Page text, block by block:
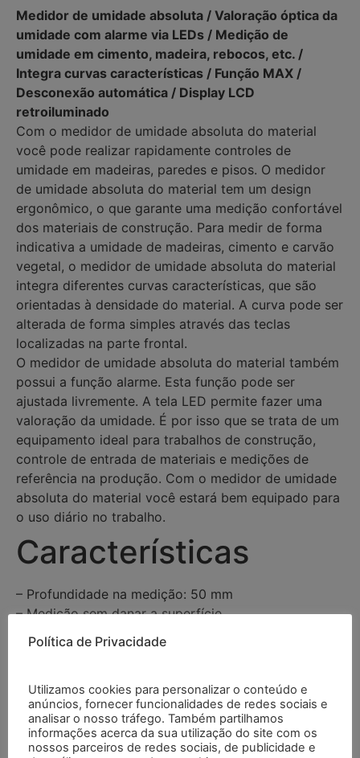
Medidor de umidade absoluta / Valoração óptica da
umidade com alarme via LEDs / Medição de
umidade em cimento, madeira, rebocos, etc. /
Integra curvas características / Função MAX /
Desconexão automática / Display LCD
retroiluminado
Com o medidor de umidade absoluta do material
você pode realizar rapidamente controles de
umidade em madeiras, paredes e pisos. O medidor
de umidade absoluta do material tem um design
ergonômico, o que garante uma medição confortável
dos materiais de construção. Para medir de forma
indicativa a umidade de madeiras, cimento e carvão
vegetal, o medidor de umidade absoluta do material
integra diferentes curvas características, que são
orientadas à densidade do material. A curva pode ser
alterada de forma simples através das teclas
localizadas na parte frontal.
O medidor de umidade absoluta do material também
possui a função alarme. Esta função pode ser
ajustada livremente. A tela LED permite fazer uma
valoração da umidade. É por isso que se trata de um
equipamento ideal para trabalhos de construção,
controle de entrada de materiais e medições de
referência na produção. Com o medidor de umidade
absoluta do material você estará bem equipado para
o uso diário no trabalho.
Características
– Profundidade na medição: 50 mm
– Medição sem danar a superfície
– Memoriza o valor máximo
– 20 curvas características integradas
– Função de alarme com indicação visual
– Indicação de bateria baixa
– Desconexão automática
Política de Privacidade
Utilizamos cookies para personalizar o conteúdo e
anúncios, fornecer funcionalidades de redes sociais e
analisar o nosso tráfego. Também partilhamos
informações acerca da sua utilização do site com os
nossos parceiros de redes sociais, de publicidade e